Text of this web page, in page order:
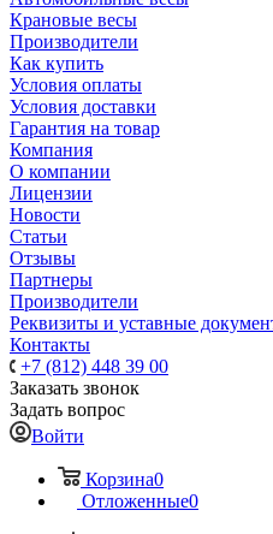
Крановые весы
Производители
Как купить
Условия оплаты
Условия доставки
Гарантия на товар
Компания
О компании
Лицензии
Новости
Статьи
Отзывы
Партнеры
Производители
Реквизиты и уставные
Контакты
+7 (812) 448 39 00
Заказать звонок
Задать вопрос
Войти
Корзина0
Отложенные0